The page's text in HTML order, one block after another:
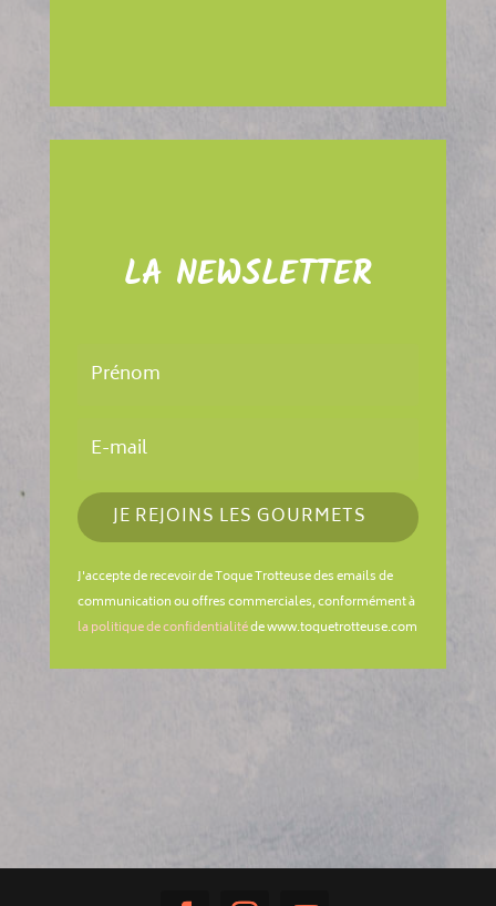
LA NEWSLETTER
JE REJOINS LES GOURMETS
J'accepte de recevoir de Toque Trotteuse des emails de
communication ou offres commerciales, conformément à
la politique de confidentialitéde www.toquetrotteuse.com